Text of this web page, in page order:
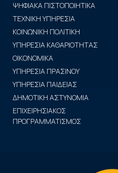
ΨΗΦΙΑΚΑ ΠΙΣΤΟΠΟΙΗΤΙΚΑ
ΤΕΧΝΙΚΗ ΥΠΗΡΕΣΙΑ
ΚΟΙΝΩΝΙΚΗ ΠΟΛΙΤΙΚΗ
ΥΠΗΡΕΣΙΑ ΚΑΘΑΡΙΟΤΗΤΑΣ
ΟΙΚΟΝΟΜΙΚΑ
ΥΠΗΡΕΣΙΑ ΠΡΑΣΙΝΟΥ
ΥΠΗΡΕΣΙΑ ΠΑΙΔΕΙΑΣ
ΔΗΜΟΤΙΚΗ ΑΣΤΥΝΟΜΙΑ
ΕΠΙΧΕΙΡΗΣΙΑΚΟΣ
ΠΡΟΓΡΑΜΜΑΤΙΣΜΟΣ